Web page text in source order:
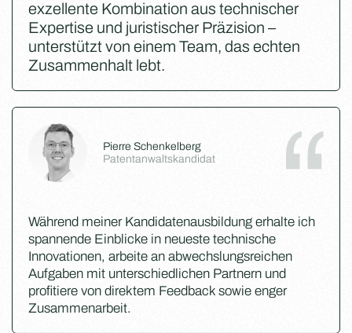
exzellente Kombination aus technischer
Expertise und juristischer Präzision –
unterstützt von einem Team, das echten
Zusammenhalt lebt.
Pierre Schenkelberg
Patentanwaltskandidat
Während meiner Kandidatenausbildung erhalte ich
spannende Einblicke in neueste technische
Innovationen, arbeite an abwechslungsreichen
Aufgaben mit unterschiedlichen Partnern und
profitiere von direktem Feedback sowie enger
Zusammenarbeit.